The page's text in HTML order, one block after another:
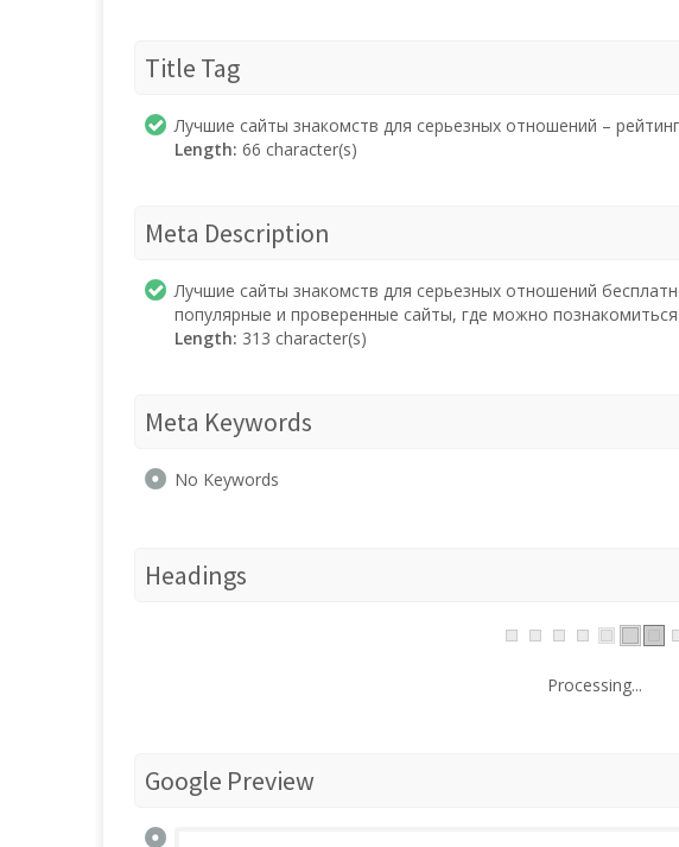
Title Tag
Лучшие сайты знакомств для серьезных отношений –
Length: 66 character(s)
Meta Description
Лучшие сайты знакомств для серьезных отношений
популярные и проверенные сайты, где можно
Length: 313 character(s)
Meta Keywords
No Keywords
Headings
Processing...
Google Preview